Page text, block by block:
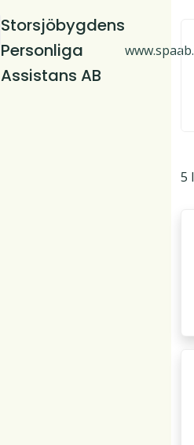
Storsjöbygdens
Personliga
Assistans AB
5